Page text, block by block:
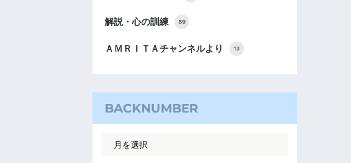
解説・心の訓練 89
ＡＭＲＩＴＡチャンネルより 13
BACKNUMBER